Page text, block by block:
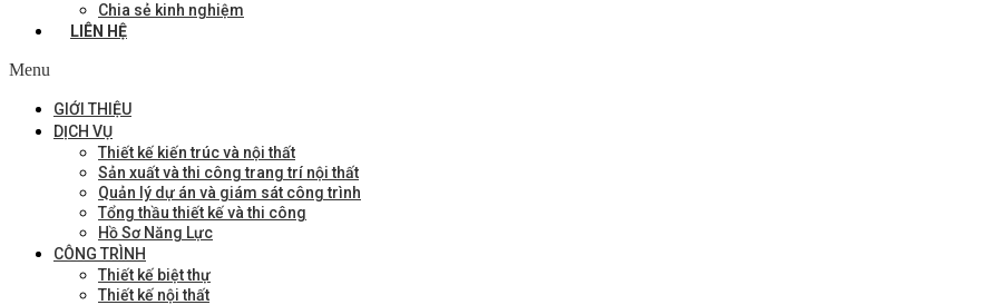
Chia sẻ kinh nghiệm
LIÊN HỆ
Menu
GIỚI THIỆU
DỊCH VỤ
Thiết kế kiến trúc và nội thất
Sản xuất và thi công trang trí nội thất
Quản lý dự án và giám sát công trình
Tổng thầu thiết kế và thi công
Hồ Sơ Năng Lực
CÔNG TRÌNH
Thiết kế biệt thự
Thiết kế nội thất